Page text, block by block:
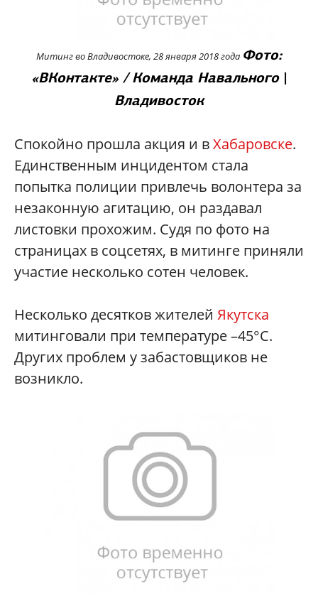
Митинг во Владивостоке, 28 января 2018 года Фото:
«ВКонтакте» / Команда Навального |
Владивосток
Спокойно прошла акция и вХабаровске.
Единственным инцидентом стала
попытка полиции привлечь волонтера за
незаконную агитацию, он раздавал
листовки прохожим. Судя по фото на
страницах в соцсетях, в митинге приняли
участие несколько сотен человек.
Несколько десятков жителей Якутска
митинговали при температуре –45°С.
Других проблем у забастовщиков не
возникло.